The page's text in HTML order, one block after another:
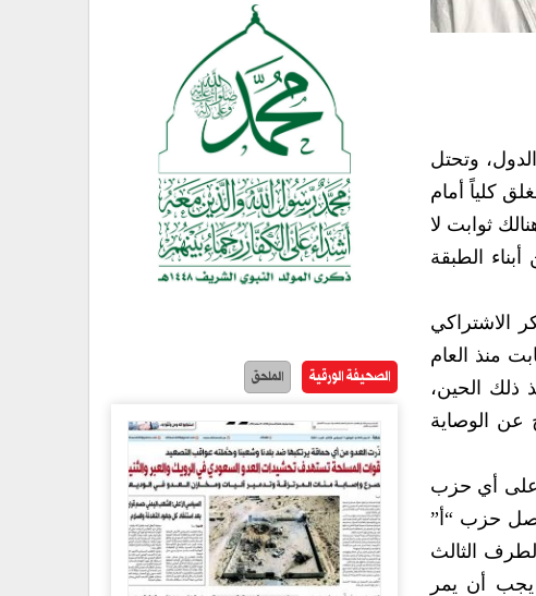
وتحتل
كلياً أمام
ثوابت لا
الطبقة
الاشتراكي
منذ العام
ذلك الحين،
عن الوصاية
على أي حزب
حصل حزب “أ”
فالطرف الثالث
يجب أن يمر
الصحيفة الورقية الملحق